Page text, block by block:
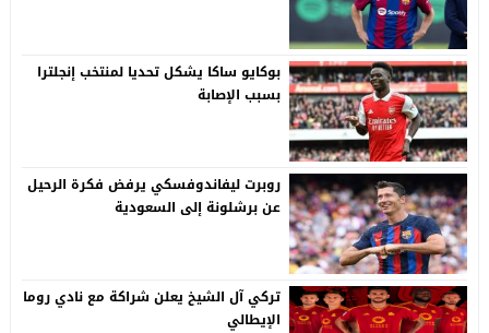
بوكايو ساكا يشكل تحديا لمنتخب إنجلترا
بسبب الإصابة
روبرت ليفاندوفسكي يرفض فكرة الرحيل
عن برشلونة إلى السعودية
تركي آل الشيخ يعلن شراكة مع نادي روما
الإيطالي